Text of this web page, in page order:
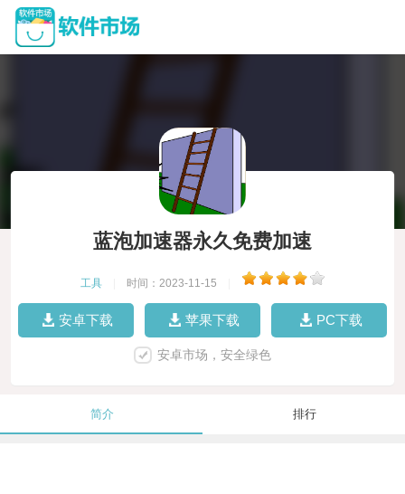
蓝泡加速器永久免费加速
工具 时间：2023-11-15
安卓下载 苹果下载 PC下载
安卓市场，安全绿色
简介 排行